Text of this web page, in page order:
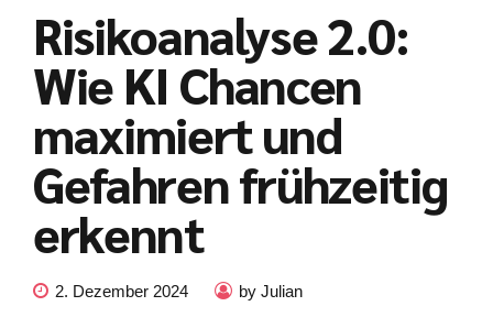
Risikoanalyse 2.0:
Wie KI Chancen
maximiert und
Gefahren frühzeitig
erkennt
2. Dezember 2024 by Julian